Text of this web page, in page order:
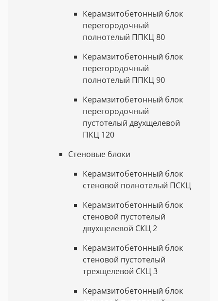
Керамзитобетонный блок
перегородочный
полнотелый ППКЦ 80
Керамзитобетонный блок
перегородочный
полнотелый ППКЦ 90
Керамзитобетонный блок
перегородочный
пустотелый двухщелевой
ПКЦ 120
Стеновые блоки
Керамзитобетонный блок
стеновой полнотелый ПСКЦ
Керамзитобетонный блок
стеновой пустотелый
двухщелевой СКЦ 2
Керамзитобетонный блок
стеновой пустотелый
трехщелевой СКЦ 3
Керамзитобетонный блок